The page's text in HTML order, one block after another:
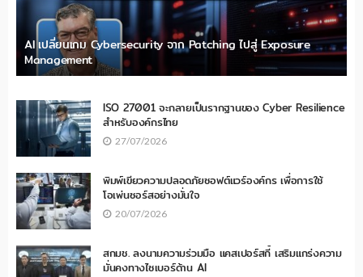
AI เปลี่ยนเกม Cybersecurity จาก Patching ไปสู่ Exposure
Management
ISO 27001 จะกลายเป็นรากฐานของ Cyber Resilience
สำหรับองค์กรไทย
27/07/2026
พิมพ์เขียวความปลอดภัยซอฟต์แวร์องค์กร เพื่อการใช้
โอเพ่นซอร์สอย่างมั่นใจ
20/07/2026
สกมช. ลงนามความร่วมมือ แคสเปอร์สกี้ เสริมแกร่งความ
มั่นคงทางไซเบอร์ด้าน AI